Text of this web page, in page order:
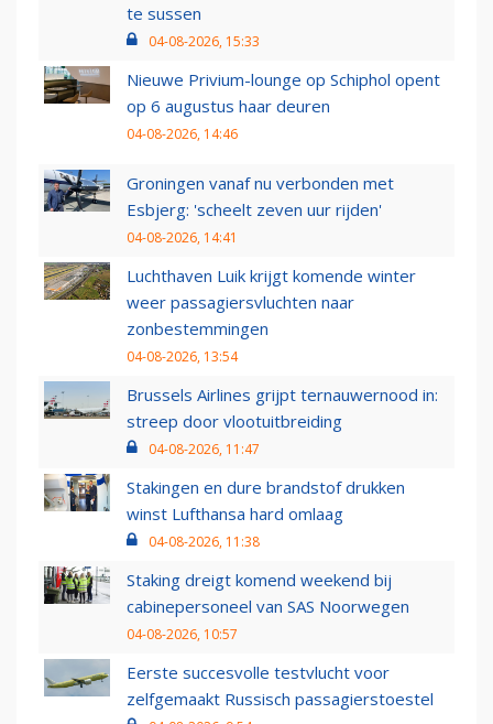
te sussen
04-08-2026, 15:33
Nieuwe Privium-lounge op Schiphol opent
op 6 augustus haar deuren
04-08-2026, 14:46
Groningen vanaf nu verbonden met
Esbjerg: 'scheelt zeven uur rijden'
04-08-2026, 14:41
Luchthaven Luik krijgt komende winter
weer passagiersvluchten naar
zonbestemmingen
04-08-2026, 13:54
Brussels Airlines grijpt ternauwernood in:
streep door vlootuitbreiding
04-08-2026, 11:47
Stakingen en dure brandstof drukken
winst Lufthansa hard omlaag
04-08-2026, 11:38
Staking dreigt komend weekend bij
cabinepersoneel van SAS Noorwegen
04-08-2026, 10:57
Eerste succesvolle testvlucht voor
zelfgemaakt Russisch passagierstoestel